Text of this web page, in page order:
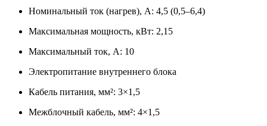
Номинальный ток (нагрев), А: 4,5 (0,5–6,4)
Максимальная мощность, кВт: 2,15
Максимальный ток, А: 10
Электропитание внутреннего блока
Кабель питания, мм²: 3×1,5
Межблочный кабель, мм²: 4×1,5